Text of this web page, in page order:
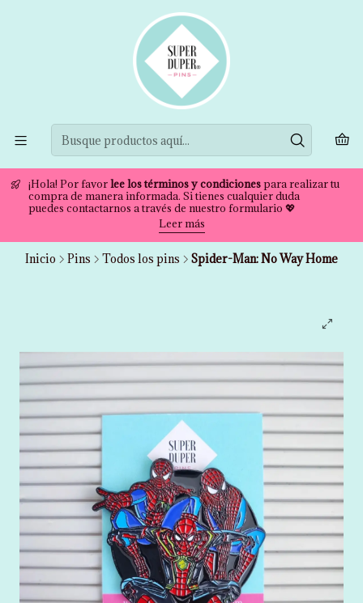
¡Hola! Por favorlee los términos y condicionespara realizar tu
compra de manera informada. Si tienes cualquier duda
puedes contactarnos a través de nuestro formulario 💖
Leer más
Inicio Pins Todos los pins Spider-Man: No Way Home